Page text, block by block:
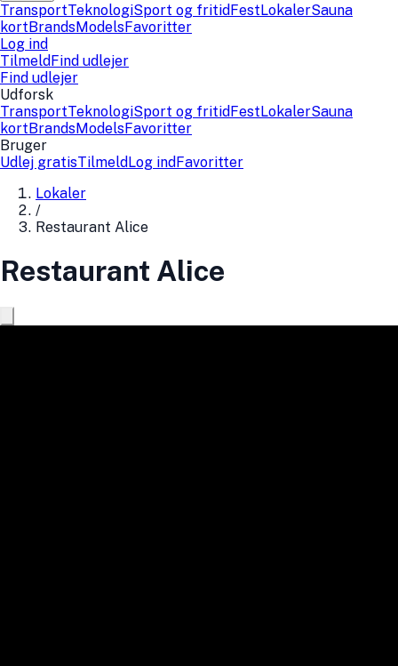
TransportTeknologiSport og fritidFestLokalerSauna
kortBrandsModelsFavoritter
Log ind
TilmeldFind udlejer
Find udlejer
Udforsk
TransportTeknologiSport og fritidFestLokalerSauna
kortBrandsModelsFavoritter
Bruger
Udlej gratisTilmeldLog indFavoritter
Lokaler
/
Restaurant Alice
Restaurant Alice